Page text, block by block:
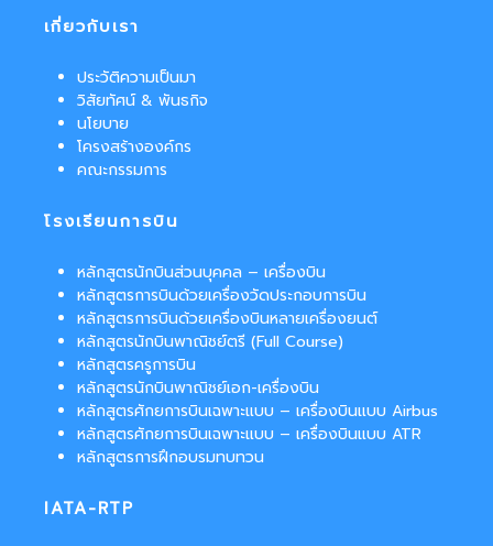
เกี่ยวกับเรา
ประวัติความเป็นมา
วิสัยทัศน์ & พันธกิจ
นโยบาย
โครงสร้างองค์กร
คณะกรรมการ
โรงเรียนการบิน
หลักสูตรนักบินส่วนบุคคล – เครื่องบิน
หลักสูตรการบินด้วยเครื่องวัดประกอบการบิน
หลักสูตรการบินด้วยเครื่องบินหลายเครื่องยนต์
หลักสูตรนักบินพาณิชย์ตรี (Full Course)
หลักสูตรครูการบิน
หลักสูตรนักบินพาณิชย์เอก-เครื่องบิน
หลักสูตรศักยการบินเฉพาะแบบ – เครื่องบินแบบ Airbus
หลักสูตรศักยการบินเฉพาะแบบ – เครื่องบินแบบ ATR
หลักสูตรการฝึกอบรมทบทวน
IATA-RTP